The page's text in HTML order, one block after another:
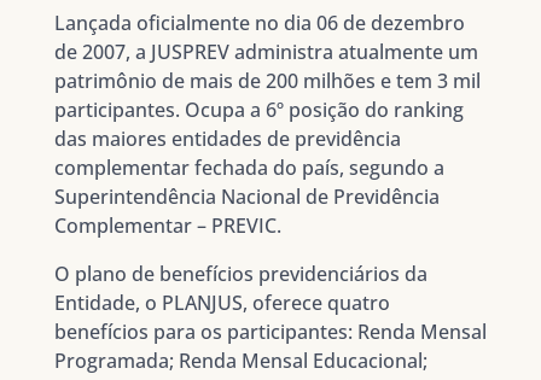
Lançada oficialmente no dia 06 de dezembro
de 2007, a JUSPREV administra atualmente um
patrimônio de mais de 200 milhões e tem 3 mil
participantes. Ocupa a 6º posição do ranking
das maiores entidades de previdência
complementar fechada do país, segundo a
Superintendência Nacional de Previdência
Complementar – PREVIC.
O plano de benefícios previdenciários da
Entidade, o PLANJUS, oferece quatro
benefícios para os participantes: Renda Mensal
Programada; Renda Mensal Educacional;